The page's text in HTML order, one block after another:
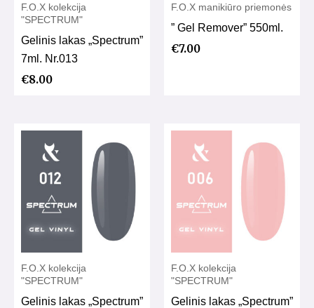
F.O.X kolekcija
"SPECTRUM"
Gelinis lakas „Spectrum”
7ml. Nr.013
€8.00
F.O.X manikiūro priemonės
” Gel Remover” 550ml.
€7.00
F.O.X kolekcija
"SPECTRUM"
Gelinis lakas „Spectrum”
F.O.X kolekcija
"SPECTRUM"
Gelinis lakas „Spectrum”